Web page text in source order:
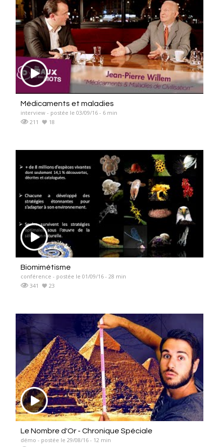
Médicaments et maladies
interview - postée le 03/09/16 - 6 min
211
18
Biomimétisme
conférence - postée le 01/09/16 - 28 min
341
23
Le Nombre d'Or - Chronique Spéciale
démo - postée le 29/08/16 - 12 min